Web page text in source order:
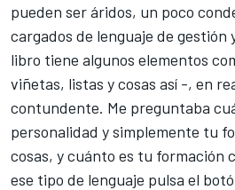
pueden ser áridos, un poco
cargados de lenguaje de gestión
libro tiene algunos elementos
viñetas, listas y cosas así -, en
contundente. Me preguntaba
personalidad y simplemente tu
cosas, y cuánto es tu formación
ese tipo de lenguaje pulsa el